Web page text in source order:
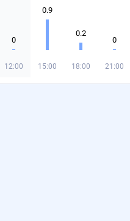
0
12:00
0.9
15:00
0.2
18:00
0
21:00